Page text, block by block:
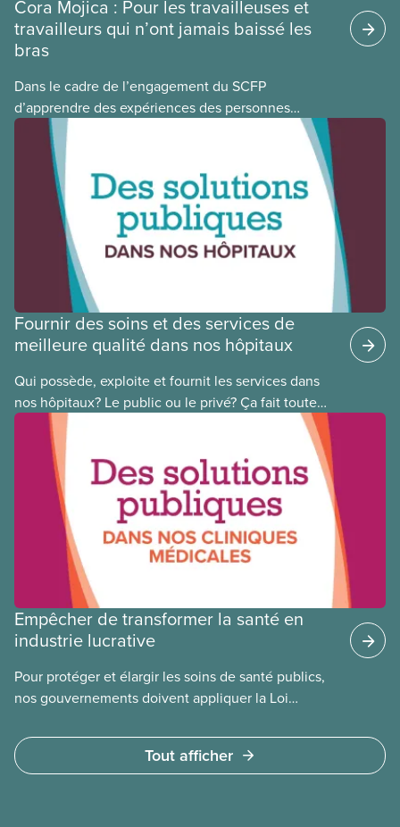
Cora Mojica : Pour les travailleuses et
travailleurs qui n’ont jamais baissé les
bras
Dans le cadre de l’engagement du SCFP
d’apprendre des expériences des personnes
autochtones, noires et racisées, et de célébrer
leurs réussites, nous vous présentons des membres
du Comité national pour la justice raciale et du
Conseil national des Autochtones. L’article de ce
mois-ci présente Cora Mojica, membre du Comité
national pour la justice raciale.
Fournir des soins et des services de
meilleure qualité dans nos hôpitaux
Qui possède, exploite et fournit les services dans
nos hôpitaux? Le public ou le privé? Ça fait toute
une différence. Un hôpital public coûte moins cher,
en donne plus et est voué à l’intérêt public.
Empêcher de transformer la santé en
industrie lucrative
Pour protéger et élargir les soins de santé publics,
nos gouvernements doivent appliquer la Loi
à des services privés à but lucratif. L’accès aux
soins doit dépendre des besoins médicaux, pas de
Tout afficher